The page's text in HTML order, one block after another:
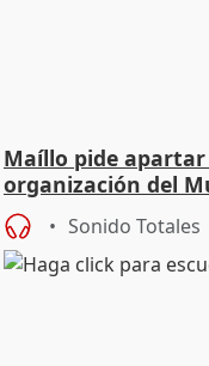
Maíllo pide
organización del
Sonido Totales